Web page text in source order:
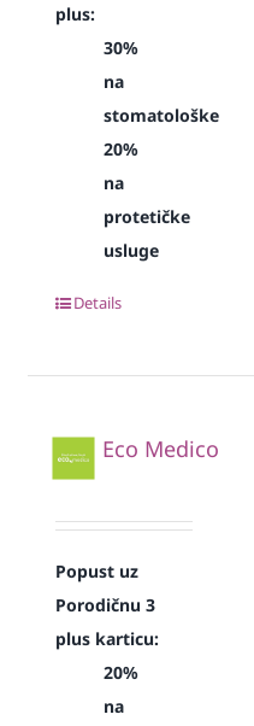
plus:
30%
na
stomatološke
20%
na
protetičke
usluge
Details
Eco Medico
Popust uz
Porodičnu 3
plus karticu:
20%
na